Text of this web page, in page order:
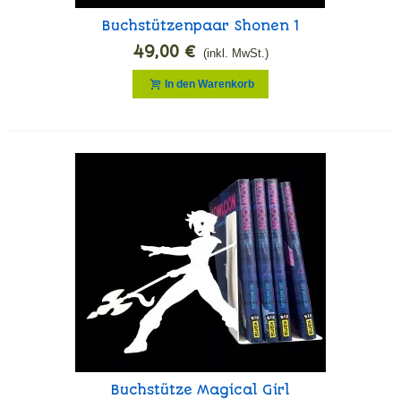
Buchstützenpaar Shonen 1
49,00 € (inkl. MwSt.)
In den Warenkorb
Buchstütze Magical Girl